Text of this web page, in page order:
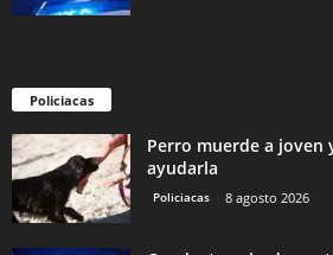
Policiacas
Perro muerde a joven
ayudarla
Policiacas 8 agosto 2026